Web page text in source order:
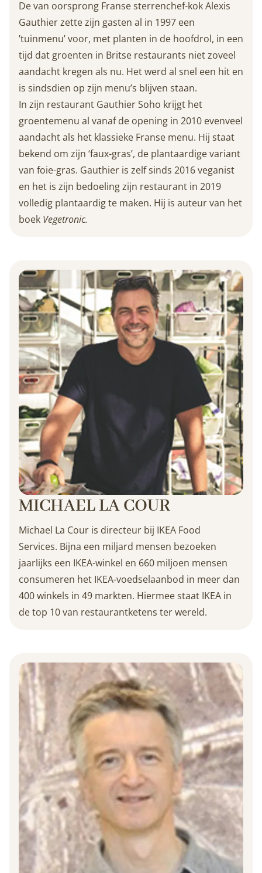
De van oorsprong Franse sterrenchef-kok Alexis
Gauthier zette zijn gasten al in 1997 een
’tuinmenu’ voor, met planten in de hoofdrol, in een
tijd dat groenten in Britse restaurants niet zoveel
aandacht kregen als nu. Het werd al snel een hit en
is sindsdien op zijn menu’s blijven staan.
In zijn restaurant Gauthier Soho krijgt het
groentemenu al vanaf de opening in 2010 evenveel
aandacht als het klassieke Franse menu. Hij staat
bekend om zijn ‘faux-gras’, de plantaardige variant
van foie-gras. Gauthier is zelf sinds 2016 veganist
en het is zijn bedoeling zijn restaurant in 2019
volledig plantaardig te maken. Hij is auteur van het
boek Vegetronic.
MICHAEL LA COUR
Michael La Cour is directeur bij IKEA Food
Services. Bijna een miljard mensen bezoeken
jaarlijks een IKEA-winkel en 660 miljoen mensen
consumeren het IKEA-voedselaanbod in meer dan
400 winkels in 49 markten. Hiermee staat IKEA in
de top 10 van restaurantketens ter wereld.